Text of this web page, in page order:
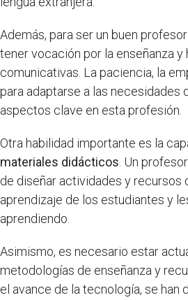
Además, para ser un buen
tener vocación por la enseñanza y
comunicativas. La paciencia, la
para adaptarse a las necesidades
aspectos clave en esta profesión.
Otra habilidad importante es la
materiales didácticos . Un
de diseñar actividades y recursos
aprendizaje de los estudiantes y
aprendiendo.
Asimismo, es necesario estar
metodologías de enseñanza y
el avance de la tecnología, se han